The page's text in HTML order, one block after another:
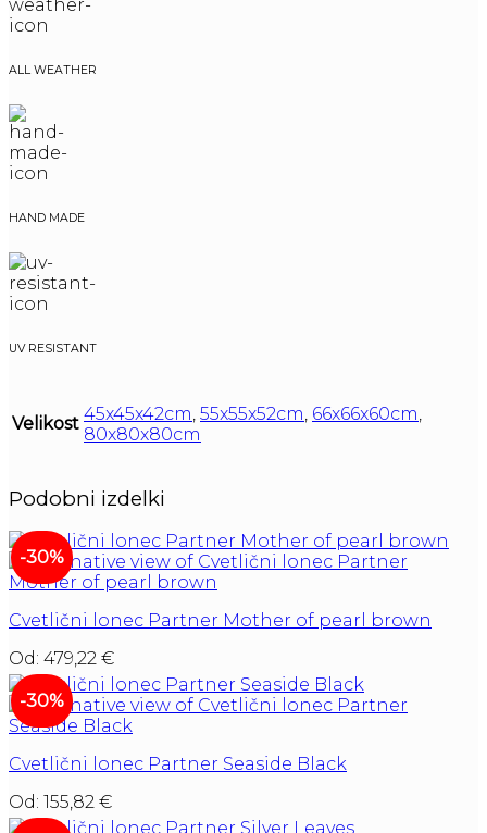
ALL WEATHER
HAND MADE
UV RESISTANT
Velikost 45x45x42cm, 55x55x52cm, 66x66x60cm,
80x80x80cm
Podobni izdelki
-30%
Cvetlični lonec Partner Mother of pearl brown
Od: 479,22 €
-30%
Cvetlični lonec Partner Seaside Black
Od: 155,82 €